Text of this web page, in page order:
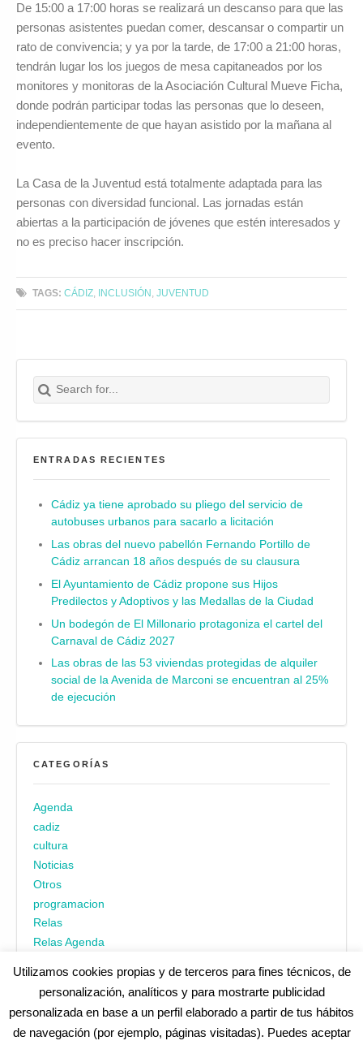
De 15:00 a 17:00 horas se realizará un descanso para que las
personas asistentes puedan comer, descansar o compartir un
rato de convivencia; y ya por la tarde, de 17:00 a 21:00 horas,
tendrán lugar los los juegos de mesa capitaneados por los
monitores y monitoras de la Asociación Cultural Mueve Ficha,
donde podrán participar todas las personas que lo deseen,
independientemente de que hayan asistido por la mañana al
evento.
La Casa de la Juventud está totalmente adaptada para las
personas con diversidad funcional. Las jornadas están
abiertas a la participación de jóvenes que estén interesados y
no es preciso hacer inscripción.
TAGS: CÁDIZ INCLUSIÓN ,JUVENTUD
Search for:
Buscar
ENTRADAS RECIENTES
Cádiz ya tiene aprobado su pliego del servicio de
autobuses urbanos para sacarlo a licitación
Las obras del nuevo pabellón Fernando Portillo de
Cádiz arrancan 18 años después de su clausura
El Ayuntamiento de Cádiz propone sus Hijos
Predilectos y Adoptivos y las Medallas de la Ciudad
Un bodegón de El Millonario protagoniza el cartel del
Carnaval de Cádiz 2027
Las obras de las 53 viviendas protegidas de alquiler
social de la Avenida de Marconi se encuentran al 25%
de ejecución
CATEGORÍAS
Agenda
cadiz
cultura
Noticias
Otros
programacion
Relas
Relas Agenda
Utilizamos cookies propias y de terceros para fines técnicos, de
personalización, analíticos y para mostrarte publicidad
personalizada en base a un perfil elaborado a partir de tus hábitos
de navegación (por ejemplo, páginas visitadas). Puedes aceptar